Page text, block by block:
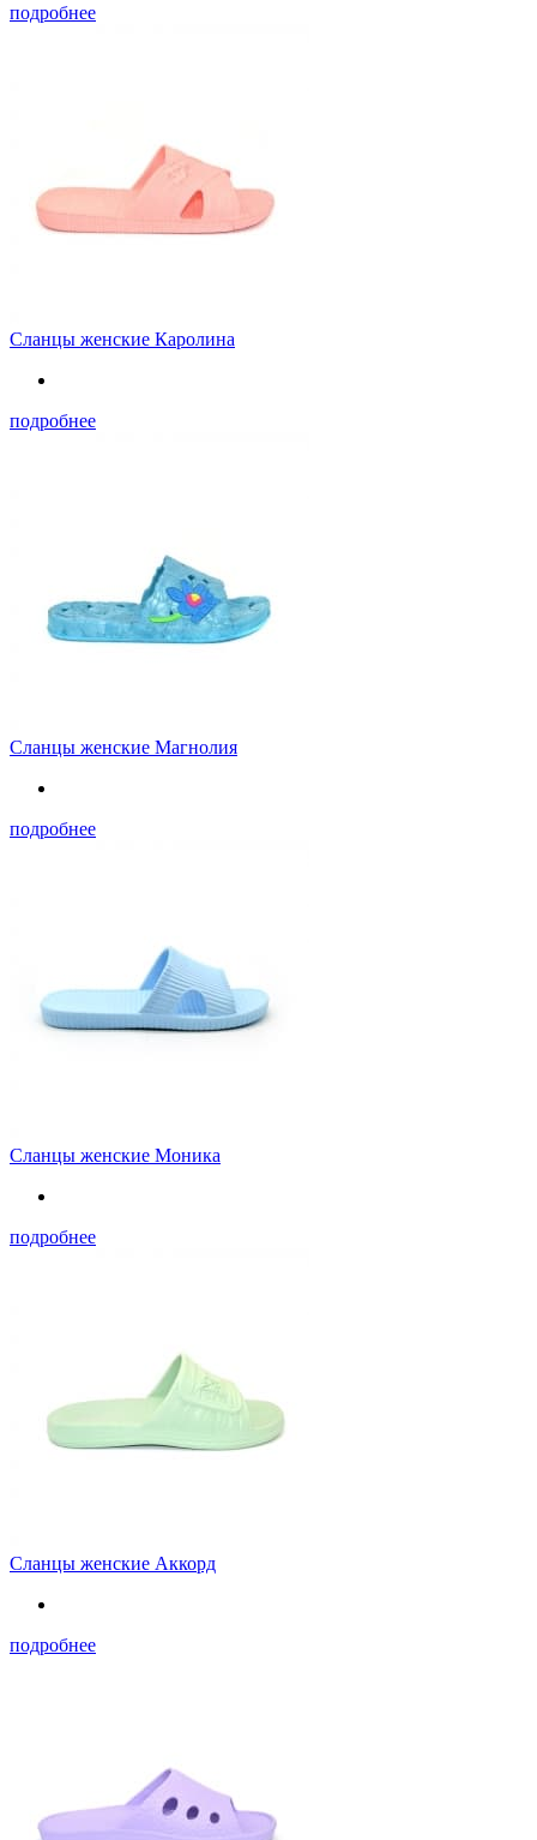
подробнее
Сланцы женские Каролина
подробнее
Сланцы женские Магнолия
подробнее
Сланцы женские Моника
подробнее
Сланцы женские Аккорд
подробнее